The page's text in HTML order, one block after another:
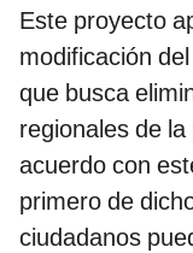
Este proyecto
modificación
que busca
regionales de
acuerdo con
primero de
ciudadanos